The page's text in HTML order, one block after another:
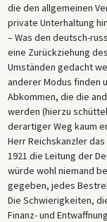
Das Kabinett stand
Großbritannien
Deutschland seinen
versprach, dass es an
Konferenzkommission
Deutschland hielt an
Ausschluss vom
von Großbritannien an
heißt.
Die Tatsache, dass
Antwort an die Briten
wahrgenommenen
in Ton und Wortwahl.
die den allgemeinen
private Unterhaltung
– Was den deutsch-
eine Zurückziehung
Umständen gedacht
anderer Modus finden
Abkommen, die die
werden (hierzu
derartiger Weg kaum
Herr Reichskanzler
1921 die Leitung der
würde wohl niemand
gegeben, jedes
Die Schwierigkeiten,
Finanz- und